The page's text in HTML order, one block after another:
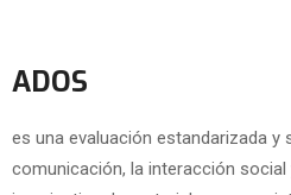
ADOS
es una evaluación estandarizada y
comunicación, la interacción social